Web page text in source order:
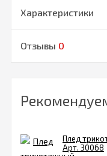
Характеристики
Отзывы 0
Плед
Арт. 30068